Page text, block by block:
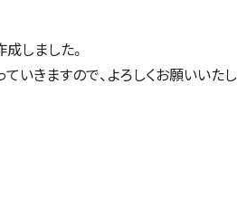
しました。
いきますので、よろしくお願いいた